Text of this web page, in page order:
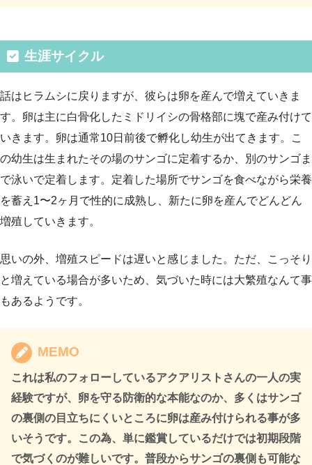
生涯サイクル
話はヒラムシに戻りますが、彼らは卵を産んで増えていきま
す。卵は主に白骨化したミドリイシの骨格部に塊で産み付けて
いきます。卵は通常10日前後で孵化し幼生が出てきます。こ
の幼生は生まれたその場のサンゴに定着するか、別のサンゴま
で泳いで定着します。定着した場所でサンゴを食べながら栄養
を蓄え1〜2ヶ月で性的に成熟し、新たに卵を産んでどんどん
増殖していきます。
思いの外、増殖スピードは遅いと感じました。ただ、こっそり
と増えている場合が多いため、気づいた時には大繁殖なんて事
もあるようです。
MEMO
これは私のフォローしているアクアリストさんの一人の実
経験ですが、卵を守る防衛的な本能なのか、多くはサンゴ
の裏側の目立ちにくいところに卵は産み付けられる事が多
いそうです。この為、単に鑑賞しているだけでは初期段階
で気づくのが難しいです。普段からサンゴの裏側も可能な